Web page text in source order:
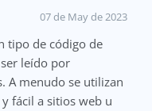
07 de May de 2023
tipo de código de
leído por
A menudo se utilizan
fácil a sitios web u